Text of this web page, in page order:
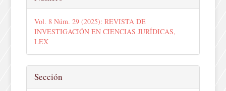
Vol. 8 Núm. 29 (2025): REVISTA DE
INVESTIGACIÓN EN CIENCIAS JURÍDICAS,
LEX
Sección